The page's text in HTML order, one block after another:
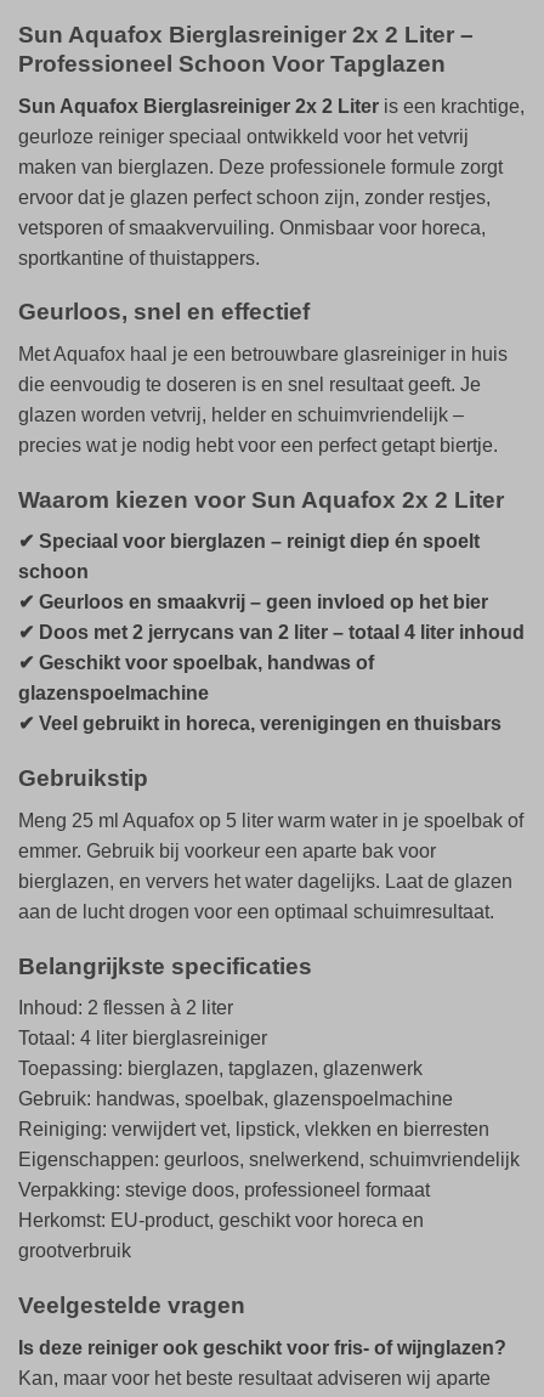
Sun Aquafox Bierglasreiniger 2x 2 Liter –
Professioneel Schoon Voor Tapglazen
Sun Aquafox Bierglasreiniger 2x 2 Liter is een krachtige,
geurloze reiniger speciaal ontwikkeld voor het vetvrij
maken van bierglazen. Deze professionele formule zorgt
ervoor dat je glazen perfect schoon zijn, zonder restjes,
vetsporen of smaakvervuiling. Onmisbaar voor horeca,
sportkantine of thuistappers.
Geurloos, snel en effectief
Met Aquafox haal je een betrouwbare glasreiniger in huis
die eenvoudig te doseren is en snel resultaat geeft. Je
glazen worden vetvrij, helder en schuimvriendelijk –
precies wat je nodig hebt voor een perfect getapt biertje.
Waarom kiezen voor Sun Aquafox 2x 2 Liter
✔ Speciaal voor bierglazen – reinigt diep én spoelt
schoon
✔ Geurloos en smaakvrij – geen invloed op het bier
✔ Doos met 2 jerrycans van 2 liter – totaal 4 liter inhoud
✔ Geschikt voor spoelbak, handwas of
glazenspoelmachine
✔ Veel gebruikt in horeca, verenigingen en thuisbars
Gebruikstip
Meng 25 ml Aquafox op 5 liter warm water in je spoelbak of
emmer. Gebruik bij voorkeur een aparte bak voor
bierglazen, en ververs het water dagelijks. Laat de glazen
aan de lucht drogen voor een optimaal schuimresultaat.
Belangrijkste specificaties
Inhoud: 2 flessen à 2 liter
Totaal: 4 liter bierglasreiniger
Toepassing: bierglazen, tapglazen, glazenwerk
Gebruik: handwas, spoelbak, glazenspoelmachine
Reiniging: verwijdert vet, lipstick, vlekken en bierresten
Eigenschappen: geurloos, snelwerkend, schuimvriendelijk
Verpakking: stevige doos, professioneel formaat
Herkomst: EU-product, geschikt voor horeca en
grootverbruik
Veelgestelde vragen
Is deze reiniger ook geschikt voor fris- of wijnglazen?
Kan, maar voor het beste resultaat adviseren wij aparte